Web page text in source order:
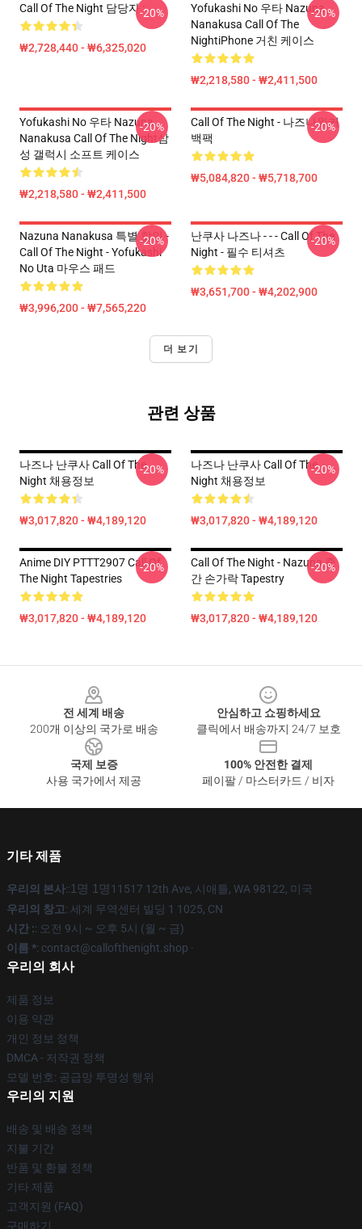
Call Of The Night 담당자 :
₩2,728,440 - ₩6,325,020
-20%
Yofukashi No 우타 Nazuna
Nanakusa Call Of The
NightiPhone 거친 케이스
₩2,218,580 - ₩2,411,500
-20%
Yofukashi No 우타 Nazuna
Nanakusa Call Of The Night삼
성 갤럭시 소프트 케이스
₩2,218,580 - ₩2,411,500
-20%
Call Of The Night - 나즈나워커
백팩
₩5,084,820 - ₩5,718,700
-20%
Nazuna Nanakusa 특별 할인 -
Call Of The Night - Yofukashi
No Uta 마우스 패드
₩3,996,200 - ₩7,565,220
-20%
난쿠사 나즈나 - - - Call Of The
Night - 필수 티셔츠
₩3,651,700 - ₩4,202,900
-20%
더 보기
관련 상품
나즈나 난쿠사 Call Of The
Night 채용정보
₩3,017,820 - ₩4,189,120
-20%
나즈나 난쿠사 Call Of The
Night 채용정보
₩3,017,820 - ₩4,189,120
-20%
Anime DIY PTTT2907 Call Of
The Night Tapestries
₩3,017,820 - ₩4,189,120
-20%
Call Of The Night - Nazuna 중
간 손가락 Tapestry
₩3,017,820 - ₩4,189,120
-20%
전 세계 배송
200개 이상의 국가로 배송
안심하고 쇼핑하세요
클릭에서 배송까지 24/7 보호
국제 보증
사용 국가에서 제공
100% 안전한 결제
페이팔 / 마스터카드 / 비자
기타 제품
우리의 본사::1명 1명11517 12th Ave, 시애틀, WA 98122, 미국
우리의 창고: 세계 무역센터 빌딩 1 1025, CN
시간 :: 오전 9시 ~ 오후 5시 (월 ~ 금)
이름 *: contact@callofthenight.shop ·
우리의 회사
제품 정보
이용 약관
개인 정보 정책
DMCA - 저작권 정책
모델 번호: 공급망 투명성 행위
우리의 지원
배송 및 배송 정책
지불 기간
반품 및 환불 정책
기타 제품
고객지원 (FAQ)
구매하기